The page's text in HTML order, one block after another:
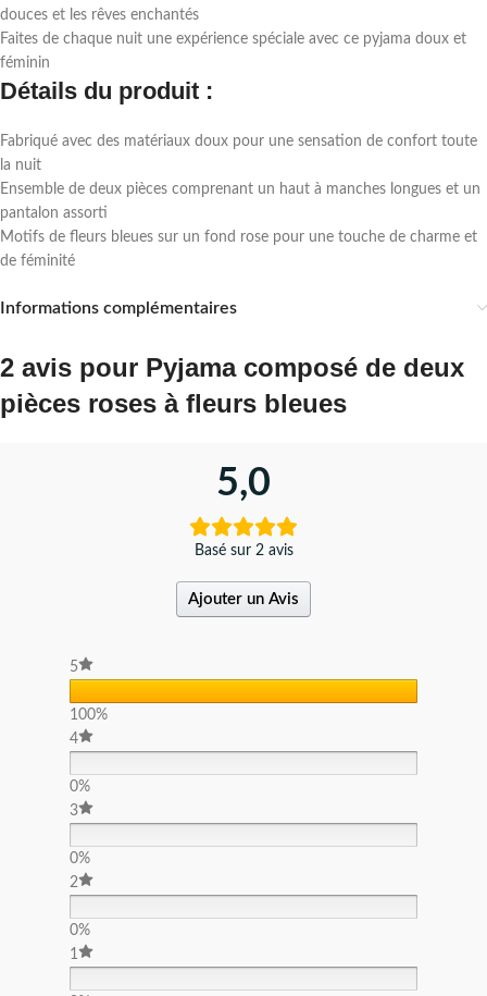
douces et les rêves enchantés
Faites de chaque nuit une expérience spéciale avec ce pyjama doux et
féminin
Détails du produit :
Fabriqué avec des matériaux doux pour une sensation de confort toute
la nuit
Ensemble de deux pièces comprenant un haut à manches longues et un
pantalon assorti
Motifs de fleurs bleues sur un fond rose pour une touche de charme et
de féminité
Informations complémentaires
2 avis pour Pyjama composé de deux
pièces roses à fleurs bleues
5,0
Basé sur 2 avis
Ajouter un Avis
5
100%
4
0%
3
0%
2
0%
1